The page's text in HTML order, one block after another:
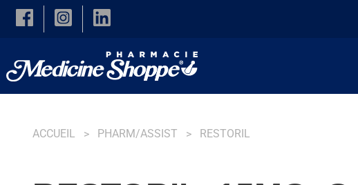
Skip to main content
ACCUEIL PHARM/ASSIST RESTORIL